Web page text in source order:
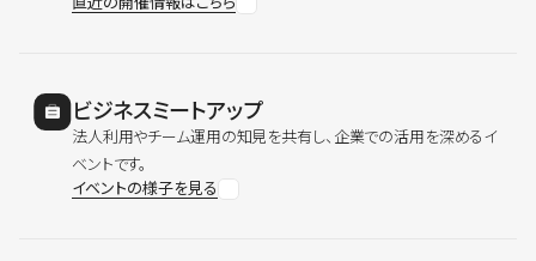
ビジネスミートアップ
法人利用やチーム運用の知見を共有し、企業での活用を深めるイ
ベントです。
イベントの様子を見る